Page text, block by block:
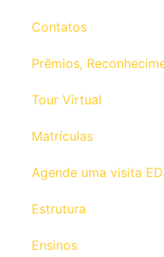
Contatos
Prêmios,
Tour Virtual
Matrículas
Agende uma visita
Estrutura
Ensinos